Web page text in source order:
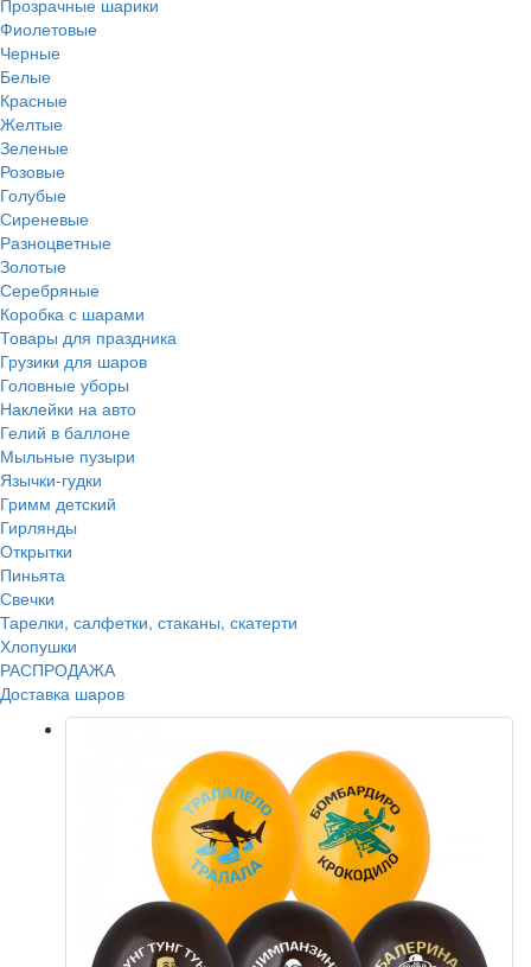
Фиолетовые
Черные
Белые
Красные
Желтые
Зеленые
Розовые
Голубые
Сиреневые
Разноцветные
Золотые
Серебряные
Коробка с шарами
Товары для праздника
Грузики для шаров
Головные уборы
Наклейки на авто
Гелий в баллоне
Мыльные пузыри
Язычки-гудки
Гримм детский
Гирлянды
Открытки
Пиньята
Свечки
Тарелки, салфетки, стаканы, скатерти
Хлопушки
РАСПРОДАЖА
Доставка шаров